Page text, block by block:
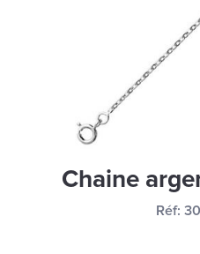
BONNES
CARTES
Chaine
Réf: